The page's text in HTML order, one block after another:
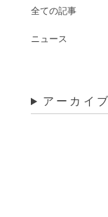
全ての記事
ニュース
アーカイブ